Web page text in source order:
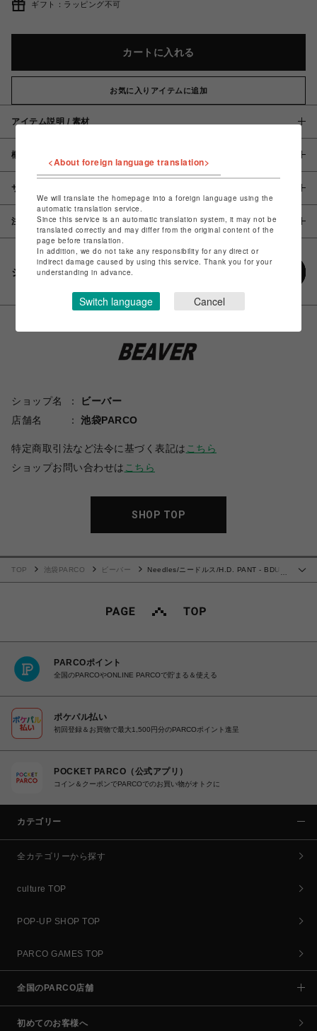
ギフト：ラッピング不可
カートに入れる
お気に入りアイテムに追加
アイテム説明 / 素材
概要
サイズ
注意事項
シェアする
ショップ名
ビーバー
店舗名
池袋PARCO
特定商取引法など法令に基づく表記は こちら
ショップお問い合わせは こちら
SHOP TOP
TOP 池袋PARCO ビーバー
Needles/ニードルス/H.D. PANT - BDU /
PARCOポイント
全国のPARCOやONLINE PARCOで貯まる＆使える
ポケパル払い
初回登録＆お買物で最大1,500円分のPARCOポイント進呈
POCKET PARCO（公式アプリ）
コイン＆クーポンでPARCOでのお買い物がオトクに
カテゴリー
全カテゴリーから探す
culture TOP
POP-UP SHOP TOP
PARCO GAMES TOP
全国のPARCO店舗
初めてのお客様へ
<About foreign language translation>
We will translate the homepage into a foreign language using the
automatic translation service.
Since this service is an automatic translation system, it may not be
translated correctly and may differ from the original content of the
page before translation.
In addition, we do not take any responsibility for any direct or
indirect damage caused by using this service. Thank you for your
understanding in advance.
Switch language Cancel